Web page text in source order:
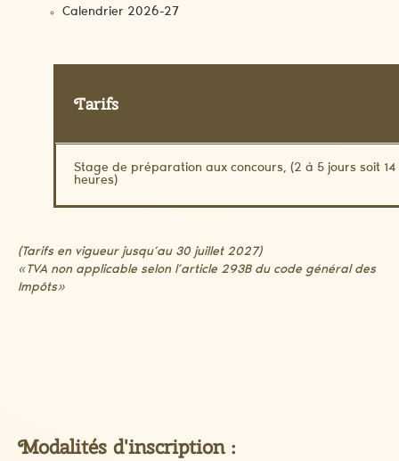
Calendrier 2026-27
Tarifs
Stage de préparation aux concours, (2 à 5 jours soit 14
heures)
(Tarifs en vigueur jusqu’au 30 juillet 2027)
«TVA non applicable selon l’article 293B du code général des
Impôts»
Modalités d'inscription :